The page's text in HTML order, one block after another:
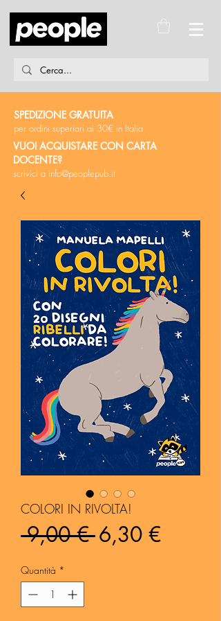
SPEDIZIONE GRATUITA
per ordini superiori ai 30€ in Italia
VUOI ACQUISTARE CON CARTA
DOCENTE?
scrivici a info@peoplepub.it
COLORI IN RIVOLTA!
9,00 € Prezzo
6,30 €Prezzo
Quantità *